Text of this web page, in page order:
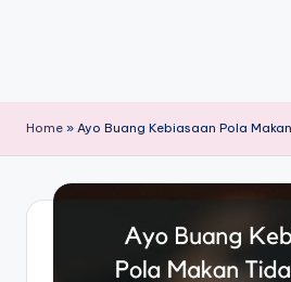
Home » Ayo Buang Kebiasaan Pola